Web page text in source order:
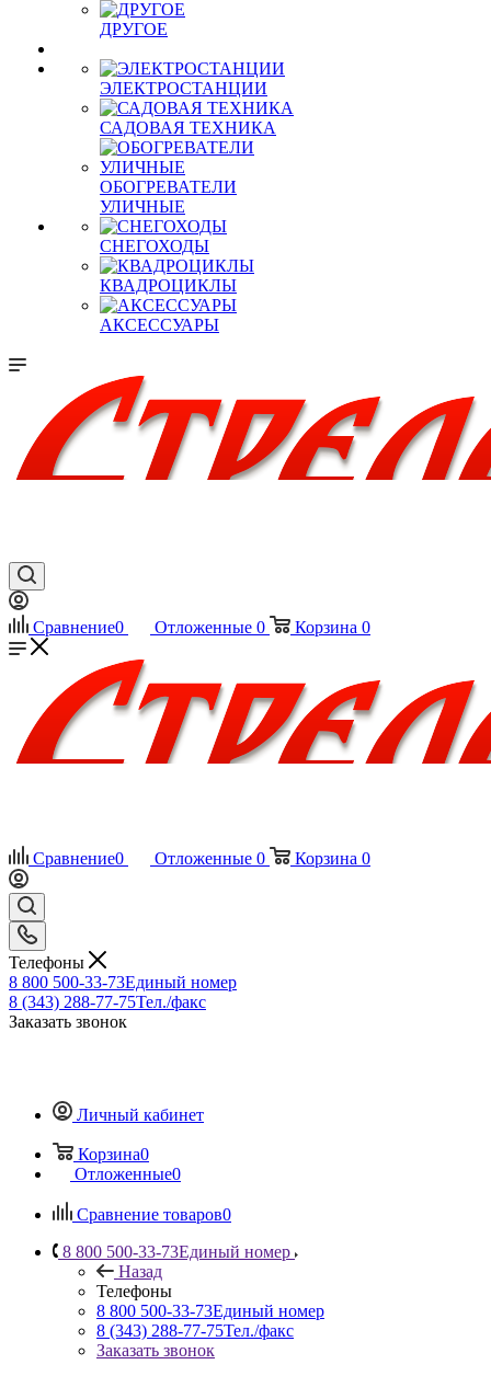
ДРУГОЕ
ЭЛЕКТРОСТАНЦИИ
САДОВАЯ ТЕХНИКА
ОБОГРЕВАТЕЛИ
УЛИЧНЫЕ
СНЕГОХОДЫ
КВАДРОЦИКЛЫ
АКСЕССУАРЫ
Сравнение0 Отложенные 0 Корзина 0
Сравнение0 Отложенные 0 Корзина 0
Телефоны
8 800 500-33-73Единый номер
8 (343) 288-77-75Тел./факс
Заказать звонок
Личный кабинет
Корзина0
Отложенные0
Сравнение товаров0
8 800 500-33-73Единый номер
Назад
Телефоны
8 800 500-33-73Единый номер
8 (343) 288-77-75Тел./факс
Заказать звонок